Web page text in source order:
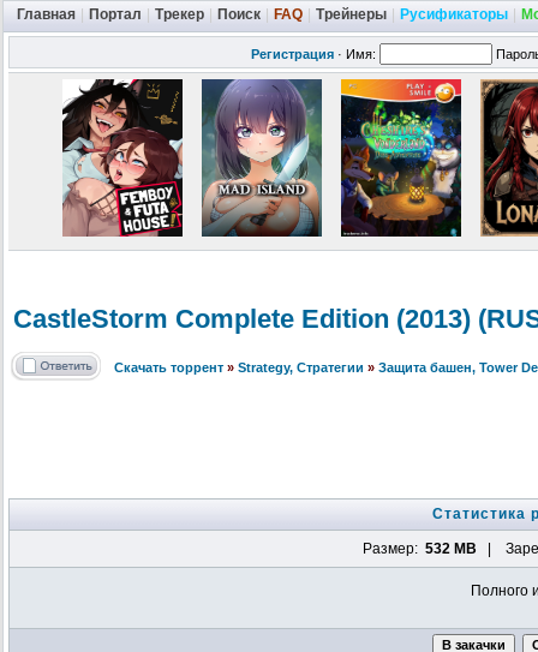
Главная Портал Трекер Поиск FAQ Трейнеры Русификаторы
Регистрация · Имя:
CastleStorm Complete Edition (2013)
Скачать торрент » Strategy, Стратегии » Защита башен, Tower
Статистика
Размер: 532 MB |
Полного